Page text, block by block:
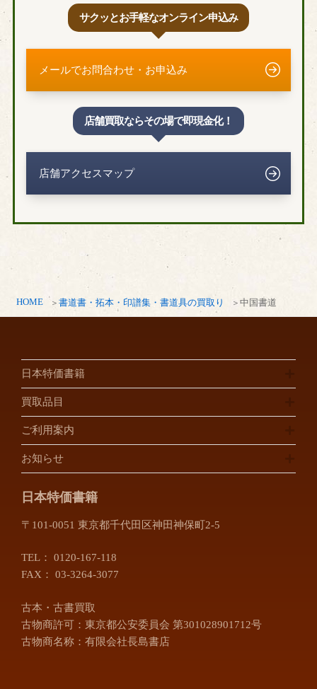
HOME 書道書・拓本・印譜集・書道具の買取り 中国書道
東久留米市
東村山市
東大和市
町田市
武蔵野市
武蔵村山市
我孫子市
柏市
木更津市
船橋市
市原市
印西市
袖ヶ浦市
東金市
流山市
習志野市
佐倉市
松戸市
川口市
川越市
さいたま市
朝霞市
入間市
桶川市
加須市
熊谷市
坂戸市
幸手市
サクッとお手軽なオンライン申込み
メールでお問合わせ・お申込み
店舗買取ならその場で即現金化！
店舗アクセスマップ
日本特価書籍
買取品目
ご利用案内
お知らせ
日本特価書籍
〒101-0051 東京都千代田区神田神保町2-5
TEL： 0120-167-118
FAX： 03-3264-3077
古本・古書買取
古物商許可：東京都公安委員会 第301028901712号
古物商名称：有限会社長島書店